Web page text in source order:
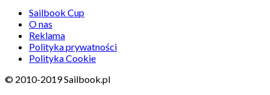
Sailbook Cup
O nas
Reklama
Polityka prywatności
Polityka Cookie
© 2010-2019 Sailbook.pl